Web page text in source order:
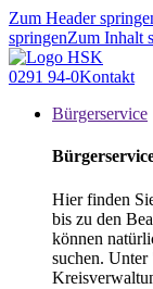
Zum Header
springenZum Inhalt
0291 94-0Kontakt
Bürgerservice
Hier finden
bis zu den
können
suchen.